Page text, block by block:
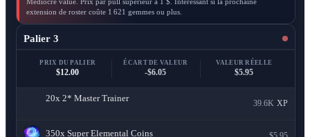
extension de roster coûte 1 621 gemmes ou plus.
Palier 3
PRIX DU PALIER
$12.00
ÉCART DE VALEUR
-$6.05
VALEUR RÉELLE
$5.95
20x 2* Master Trainer
39.6K XP
350x Super Elemental Coins